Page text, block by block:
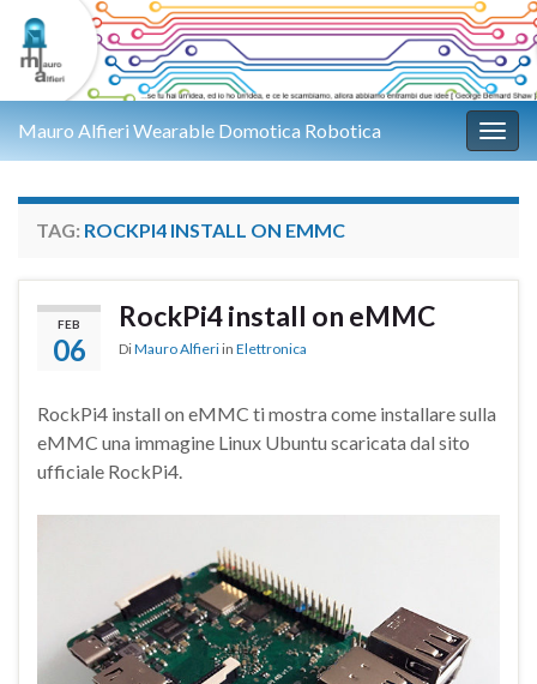
Mauro Alfieri Wearable Domotica Robotica
TAG: ROCKPI4 INSTALL ON EMMC
FEB
06
RockPi4 install on eMMC
DiMauro Alfieri in Elettronica
RockPi4 install on eMMC ti mostra come installare sulla
eMMC una immagine Linux Ubuntu scaricata dal sito
ufficiale RockPi4.